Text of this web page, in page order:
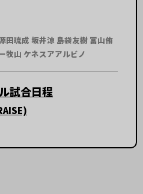
田琉成 坂井涼 島袋友樹 冨山侑
牧山 ケネスアアルビノ
試合日程